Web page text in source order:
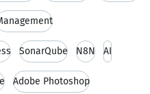
SonarQube N8N AI
Adobe Photoshop